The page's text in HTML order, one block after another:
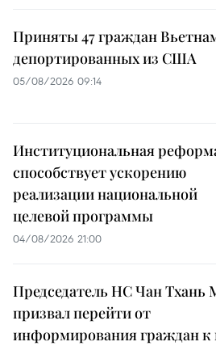
Приняты 47 граждан
депортированных из США
05/08/2026 09:14
Институциональная
способствует ускорению
реализации национальной
целевой программы
04/08/2026 21:00
Председатель НС Чан Тхань
призвал перейти от
информирования граждан к